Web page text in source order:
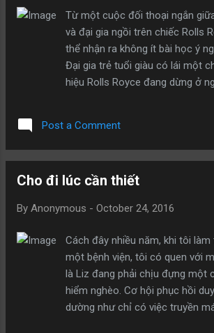
nghèo thường trẻ. Nếu quá trẻ
là con của đàn ông giàu. 9. Đàn
về những cô gái anh ấy ghét.
về những cô gái anh ấy yêu. 10.
bước ra khỏi xe hơi là đi thẳng.
bước ra là nhìn chung quanh.
Từ một cuộc đối thoại ngắn
và đại gia ngồi trên chiếc Rolls
thể nhận ra không ít bài học ý
Đại gia trẻ tuổi giàu có lái một
hiệu Rolls Royce đang dừng ở
van xin: “Làm ơn cho tôi xin ít
mấy hôm nay rồi”. Người thanh
nhé, trên xe tôi có thuốc lá rất
Người thanh niên lại nói: “Vậy
trên xe tôi có loại rượu tốt nhất
–“Không, tôi không uống rượu,
tiền.” Người thanh niên kiên
nhé, tôi đưa ông đến một sòng
giúp tôi chơi một ván; nếu thắng
ông, nếu thua thì tôi chịu. Được
Post a Comment
Cho đi lúc cần thiết
By Anonymous - October 24, 2016
Cách đây nhiều năm, khi tôi làm
một bệnh viện, tôi có quen với
là Liz đang phải chịu đựng một
hiểm nghèo. Cơ hội phục hồi
dường như chỉ có việc truyền